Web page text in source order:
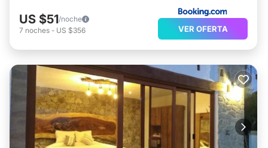
US $51/noche
7 noches - US $356 VER OFERTA